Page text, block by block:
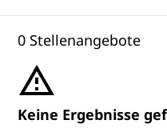
0 Stellenangebote
Keine Ergebnisse